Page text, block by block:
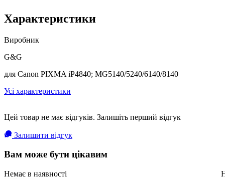
Характеристики
Виробник
G&G
для Canon PIXMA iP4840; MG5140/5240/6140/8140
Усі характеристики
Цей товар не має відгуків. Залишіть перший відгук
Залишити відгук
Вам може бути цікавим
Немає в наявності